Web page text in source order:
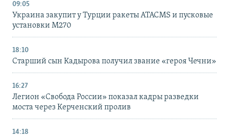
09:05
Украина закупит у Турции ракеты ATACMS и пусковые
установки M270
18:10
Старший сын Кадырова получил звание «героя Чечни»
16:27
Легион «Свобода России» показал кадры разведки
моста через Керченский пролив
14:18